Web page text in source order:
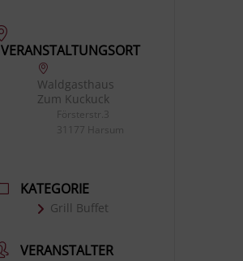
VERANSTALTUNGSORT
Waldgasthaus
Zum Kuckuck
Försterstr.3
31177 Harsum
KATEGORIE
Grill Buffet
VERANSTALTER